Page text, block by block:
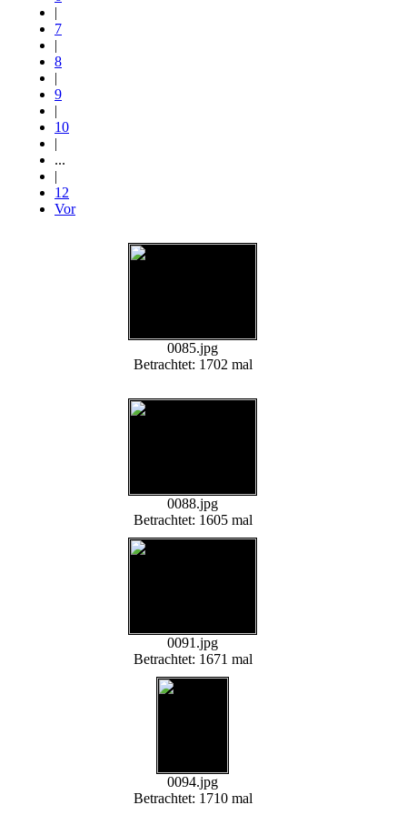
|
7
|
8
|
9
|
10
|
...
|
12
Vor
0085.jpg
Betrachtet: 1702 mal
0088.jpg
Betrachtet: 1605 mal
0091.jpg
Betrachtet: 1671 mal
0094.jpg
Betrachtet: 1710 mal